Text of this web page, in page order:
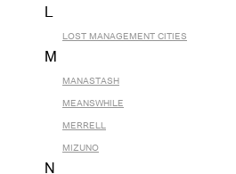
L
LOST MANAGEMENT CITIES
M
MANASTASH
MEANSWHILE
MERRELL
MIZUNO
N